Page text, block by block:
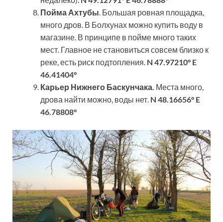
Пойма Ахтубы . Большая ровная площадка,
много дров. В Болхунах можно купить воду в
магазине. В принципе в пойме много таких
мест. Главное не становиться совсем близко к
реке, есть риск подтопления. N 47.97210° E
46.41404°
Карьер Нижнего Баскунчака. Места много,
дрова найти можно, воды нет. N 48.16656° E
46.78808°